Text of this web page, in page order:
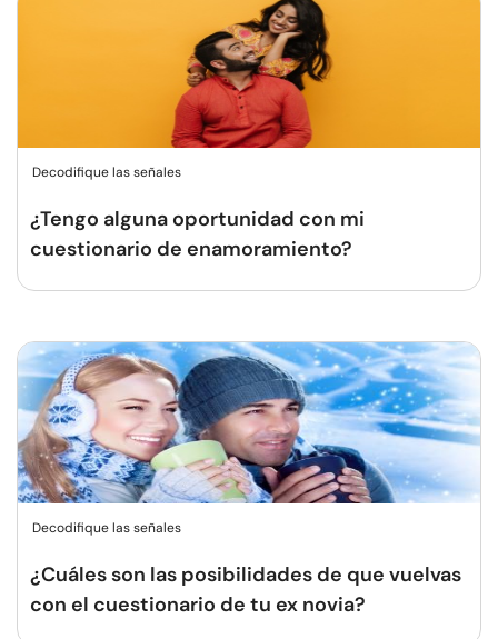
Decodifique las señales
¿Tengo alguna oportunidad con mi
cuestionario de enamoramiento?
Decodifique las señales
¿Cuáles son las posibilidades de que vuelvas
con el cuestionario de tu ex novia?